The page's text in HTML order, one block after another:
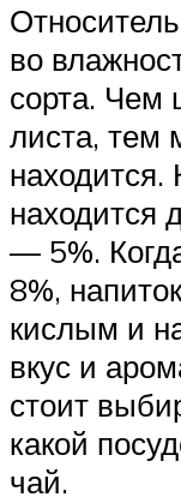
во
сорта. Чем
листа, тем
находится
— 5%.
8%,
кислым и
вкус и
стоит
какой
чай.